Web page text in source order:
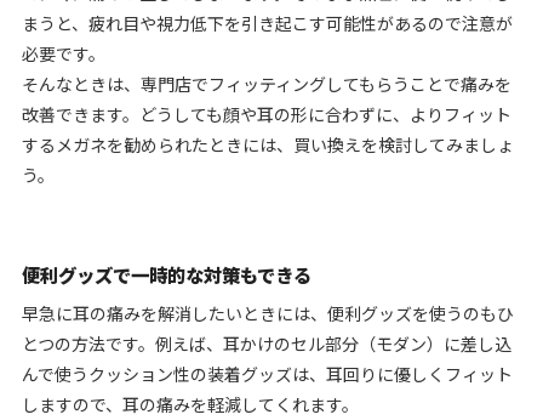
まうと、疲れ目や視力低下を引き起こす可能性があるので注意が
必要です。
そんなときは、専門店でフィッティングしてもらうことで痛みを
改善できます。どうしても顔や耳の形に合わずに、よりフィット
するメガネを勧められたときには、買い換えを検討してみましょ
う。
便利グッズで一時的な対策もできる
早急に耳の痛みを解消したいときには、便利グッズを使うのもひ
とつの方法です。例えば、耳かけのセル部分（モダン）に差し込
んで使うクッション性の装着グッズは、耳回りに優しくフィット
しますので、耳の痛みを軽減してくれます。